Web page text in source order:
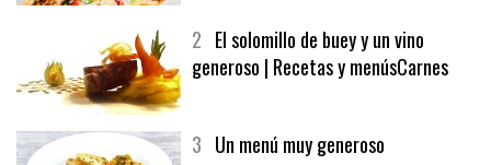
2 El solomillo de buey y un vino
generoso | Recetas y menúsCarnes
3 Un menú muy generoso